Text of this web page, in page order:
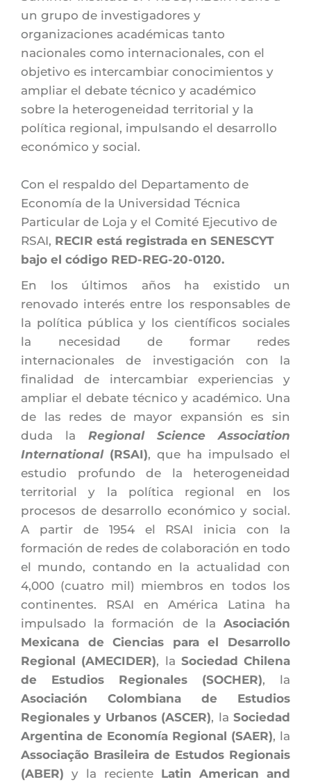
un grupo de investigadores y
organizaciones académicas tanto
nacionales como internacionales, con el
objetivo es intercambiar conocimientos y
ampliar el debate técnico y académico
sobre la heterogeneidad territorial y la
política regional, impulsando el desarrollo
económico y social.
Con el respaldo del Departamento de
Economía de la Universidad Técnica
Particular de Loja y el Comité Ejecutivo de
RSAI, RECIR está registrada en SENESCYT
bajo el código RED-REG-20-0120.
En los últimos años ha existido un
renovado interés entre los responsables de
la política pública y los científicos sociales
la necesidad de formar redes
internacionales de investigación con la
finalidad de intercambiar experiencias y
ampliar el debate técnico y académico. Una
de las redes de mayor expansión es sin
duda la Regional Science Association
International (RSAI), que ha impulsado el
estudio profundo de la heterogeneidad
territorial y la política regional en los
procesos de desarrollo económico y social.
A partir de 1954 el RSAI inicia con la
formación de redes de colaboración en todo
el mundo, contando en la actualidad con
4,000 (cuatro mil) miembros en todos los
continentes. RSAI en América Latina ha
impulsado la formación de la Asociación
Mexicana de Ciencias para el Desarrollo
Regional (AMECIDER), la Sociedad Chilena
de Estudios Regionales (SOCHER)
Asociación Colombiana de Estudios
Regionales y Urbanos (ASCER), la Sociedad
Argentina de Economía Regional (SAER)
Associação Brasileira de Estudos Regionais
(ABER) y la reciente Latin American and